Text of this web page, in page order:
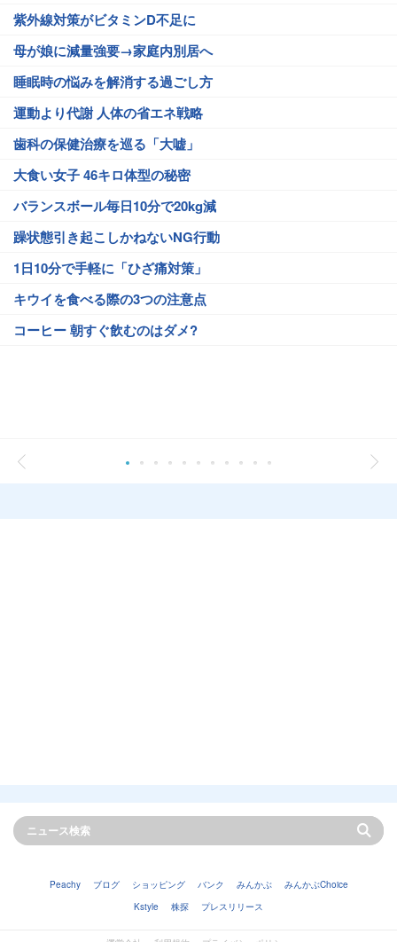
紫外線対策がビタミンD不足に
母が娘に減量強要→家庭内別居へ
睡眠時の悩みを解消する過ごし方
運動より代謝 人体の省エネ戦略
歯科の保健治療を巡る「大嘘」
大食い女子 46キロ体型の秘密
バランスボール毎日10分で20kg減
躁状態引き起こしかねないNG行動
1日10分で手軽に「ひざ痛対策」
キウイを食べる際の3つの注意点
コーヒー 朝すぐ飲むのはダメ?
Peachy ブログ ショッピング バンク みんかぶ
みんかぶChoice
Kstyle
株探 プレスリリース